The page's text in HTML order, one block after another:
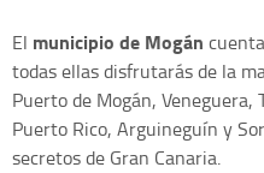
El municipio de Mogán
todas ellas disfrutarás de la
Puerto de Mogán, Veneguera,
Puerto Rico, Arguineguín y
secretos de Gran Canaria.